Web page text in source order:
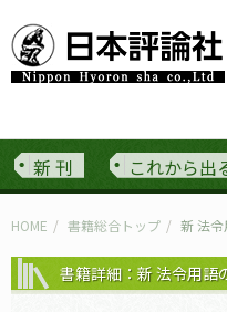
新 刊 これから出
HOME 書籍総合トップ 新 法
書籍詳細：新 法令用語